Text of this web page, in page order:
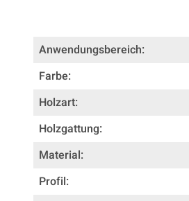
Anwendungsbereich:
Farbe:
Holzart:
Holzgattung:
Material:
Profil: